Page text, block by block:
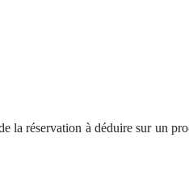
la réservation à déduire sur un